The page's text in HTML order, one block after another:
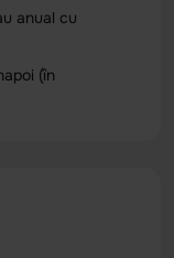
anual cu
(în